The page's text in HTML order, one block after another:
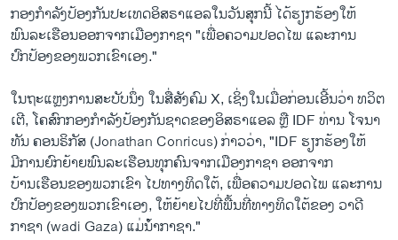
ລາຍງານ
ຕິດຕາມພວກເຮົາ ທີ່
ພາສາຕ່າງໆ
ກອງ​ກຳລັງ​ປ້ອງ​ກັນ​ປະ​ເທດ​ອິສຣາ​ແອ​ລ​ໃນ​ວັນ​ສຸກນີ້ ​ໄດ້​ຮຽກຮ້ອງ​ໃຫ້​
ພົນລະ​ເຮືອນ​ອອກ​ຈາກ​ເມືອງກາຊາ "ເພື່ອ​ຄວາມ​ປອດ​ໄພ ​ແລະ​ການ​
ປົກປ້ອງຂອງພວກເຂົາເອງ."
ໃນຖະແຫຼງການສະບັບນຶ່ງ ໃນສື່ສັງຄົມ X, ເຊິ່ງໃນເມື່ອກ່ອນເອີ້ນວ່າ ທວິຕ
ເຕີ, ໂຄສົກກອງກຳລັງປ້ອງກັນຊາດຂອງອິສຣາແອລ ຫຼື IDF ທ່ານ ໂຈນາ
ທັນ ຄອນຣິກັສ (Jonathan Conricus) ກ່າວວ່າ, "IDF ຮຽກຮ້ອງໃຫ້
ມີການຍົກຍ້າຍພົນລະເຮືອນທຸກຄົນຈາກເມືອງກາຊາ ອອກຈາກ
ບ້ານເຮືອນຂອງພວກເຂົາ ໄປທາງທິດໃຕ້, ເພື່ອຄວາມປອດໄພ ແລະການ
ປົກປ້ອງຂອງພວກເຂົາເອງ, ໃຫ້ຍ້າຍໄປທີ່ພື້ນທີ່ທາງທິດໃຕ້ຂອງ ວາດີ
ກາຊາ (wadi Gaza) ແມ່ນ້ໍາກາຊາ."